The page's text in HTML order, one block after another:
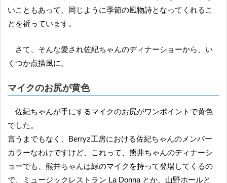
いこともあって、同じように季節の風物詩となってくれるこ
とを祈っています。
さて、そんな愛され佐紀ちゃんのディナーショーから、い
くつか点描風に。
マイクのお尻が黄色
佐紀ちゃんが手にするマイクのお尻がワンポイントで黄色
でした。
言うまでもなく、Berryz工房における佐紀ちゃんのメンバー
カラーなわけですけど、これって、熊井ちゃんのディナーシ
ョーでも、熊井ちゃんは緑のマイクを持って登場してくるの
で、ミュージックレストラン La Donna とか、山野ホールと